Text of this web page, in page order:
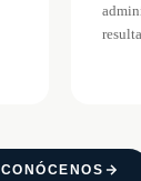
CONÓCENOS